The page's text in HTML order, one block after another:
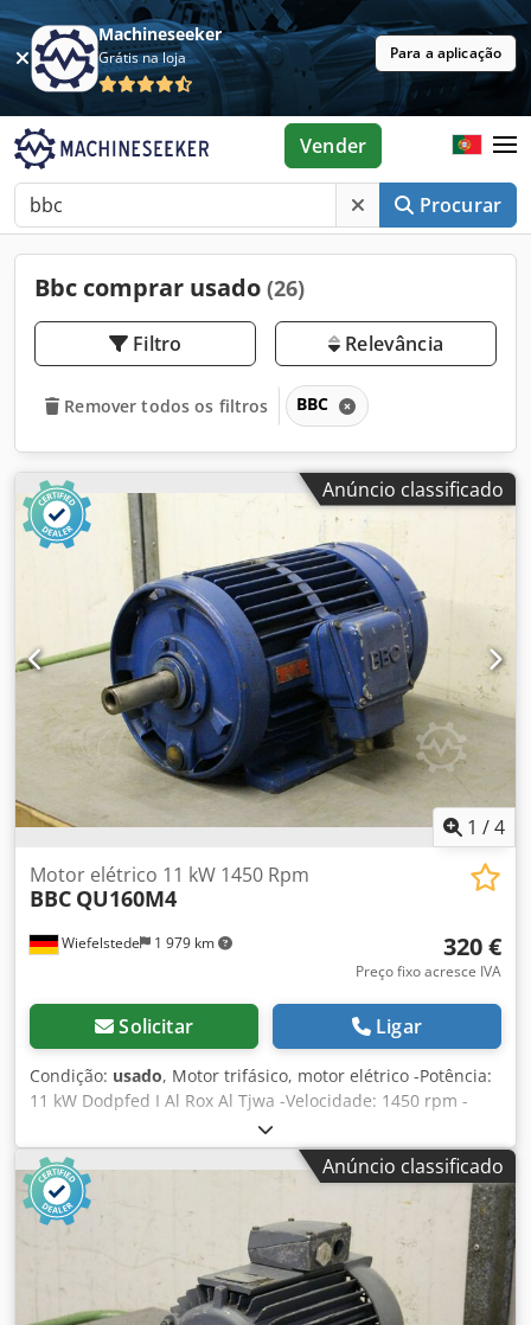
Machineseeker
Grátis na loja Para a aplicação
Procurar
Vender
Bbc comprar usado (26)
Filtro Relevância
Remover todos os filtros BBC
Anúncio classificado
1 /4
Wiefelstede 1 979 km
Motor elétrico 11 kW 1450 Rpm
BBC QU160M4
320 €
Preço fixo acresce IVA
Solicitar Ligar
Condição: usado, Motor trifásico, motor elétrico -Potência:
11 kW Dodpfed I Al Rox Al Tjwa -Velocidade: 1450 rpm -
Eixo: Ø 42 x 110 mm -Construção: B3 -Classe de protecção:
IP 33 -Dimensões: 600/400/H320 mm -Peso: 123 kg
Anúncio classificado